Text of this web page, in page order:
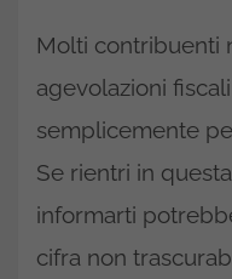
Molti contribuenti
agevolazioni
semplicemente
Se rientri in
informarti
cifra non